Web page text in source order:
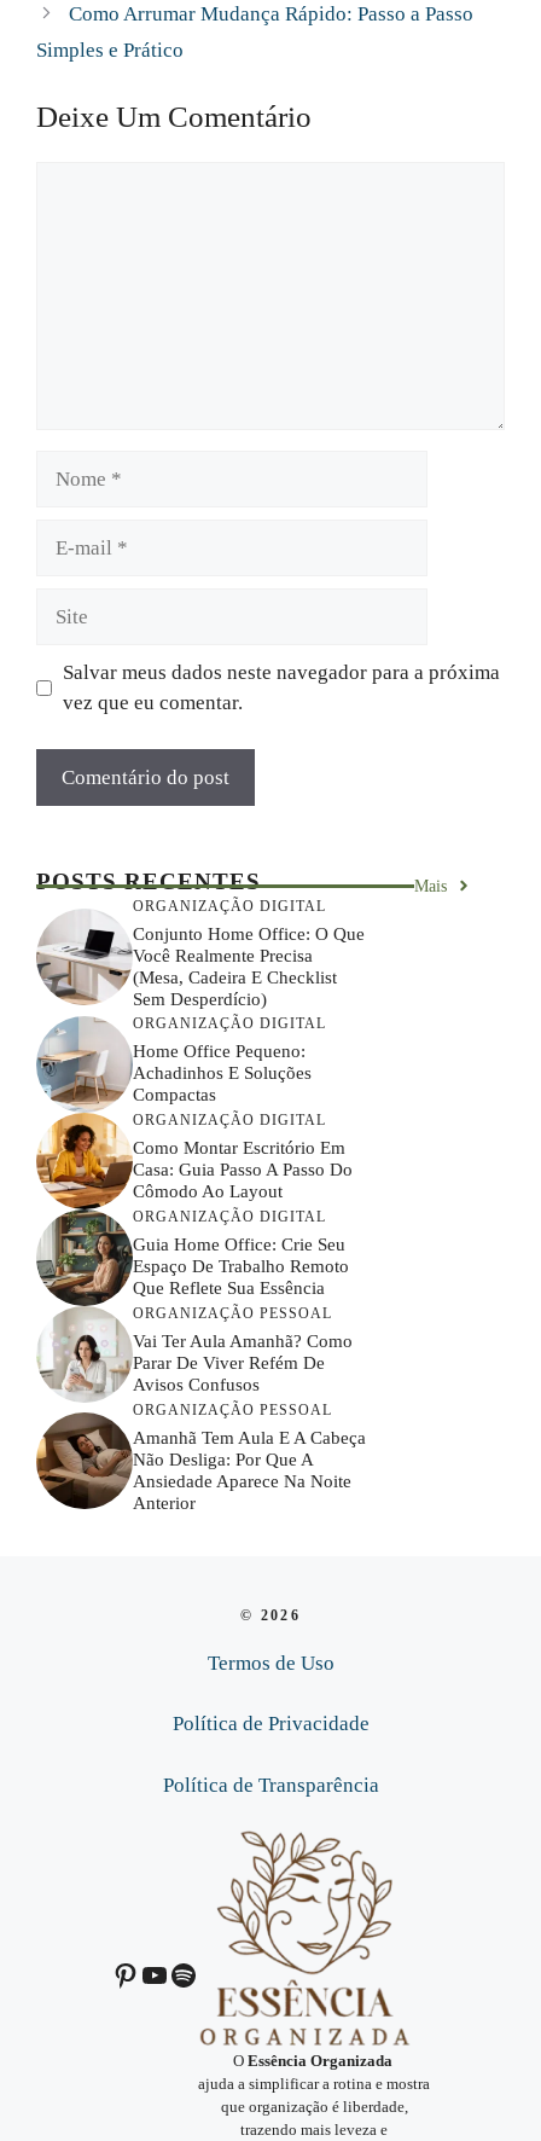
Como Arrumar Mudança Rápido: Passo a Passo
Simples e Prático
Deixe Um Comentário
Salvar meus dados neste navegador para a próxima
vez que eu comentar.
POSTS RECENTES Mais
ORGANIZAÇÃO DIGITAL
Conjunto Home Office: O Que
Você Realmente Precisa
(mesa, Cadeira E Checklist
Sem Desperdício)
ORGANIZAÇÃO DIGITAL
Home Office Pequeno:
Achadinhos E Soluções
Compactas
ORGANIZAÇÃO DIGITAL
Como Montar Escritório Em
Casa: Guia Passo A Passo Do
Cômodo Ao Layout
ORGANIZAÇÃO DIGITAL
Guia Home Office: Crie Seu
Espaço De Trabalho Remoto
Que Reflete Sua Essência
ORGANIZAÇÃO PESSOAL
Vai Ter Aula Amanhã? Como
Parar De Viver Refém De
Avisos Confusos
ORGANIZAÇÃO PESSOAL
Amanhã Tem Aula E A Cabeça
Não Desliga: Por Que A
Ansiedade Aparece Na Noite
Anterior
© 2026
Termos de Uso
Política de Privacidade
Política de Transparência
Pinterest
Youtube
Spotify
O Essência Organizada
ajuda a simplificar a rotina e mostra
que organização é liberdade,
trazendo mais leveza e